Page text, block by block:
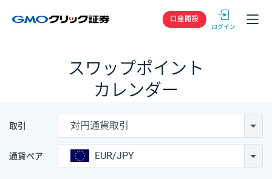
GMOクリック
口座開設
スワップポイント
カレンダー
取引 対円通貨取引
通貨ペア EUR/JPY